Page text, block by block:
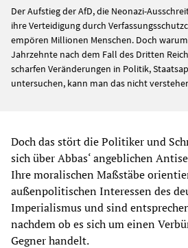
Der Aufstieg der AfD, die Neonazi-
ihre Verteidigung durch
empören Millionen Menschen. Doch
Jahrzehnte nach dem Fall des Dritten
scharfen Veränderungen in Politik,
untersuchen, kann man das nicht
Doch das stört die Politiker und
sich über Abbas‘ angeblichen
Ihre moralischen Maßstäbe
außenpolitischen Interessen des
Imperialismus und sind
nachdem ob es sich um einen
Gegner handelt.